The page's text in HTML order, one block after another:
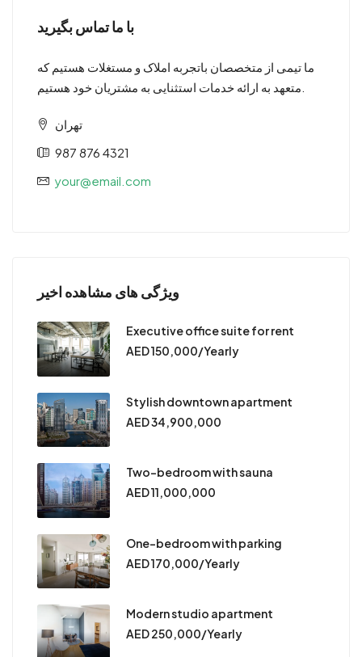
با ما تماس بگیرید
ما تیمی از متخصصان باتجربه املاک و مستغلات هستیم که
تهران
987 876 4321
your@email.com
ویژگی های مشاهده اخیر
Executive office suite for rent
AED 150,000/Yearly
Stylish downtown apartment
AED 34,900,000
Two-bedroom with sauna
AED 11,000,000
One-bedroom with parking
AED 170,000/Yearly
Modern studio apartment
AED 250,000/Yearly